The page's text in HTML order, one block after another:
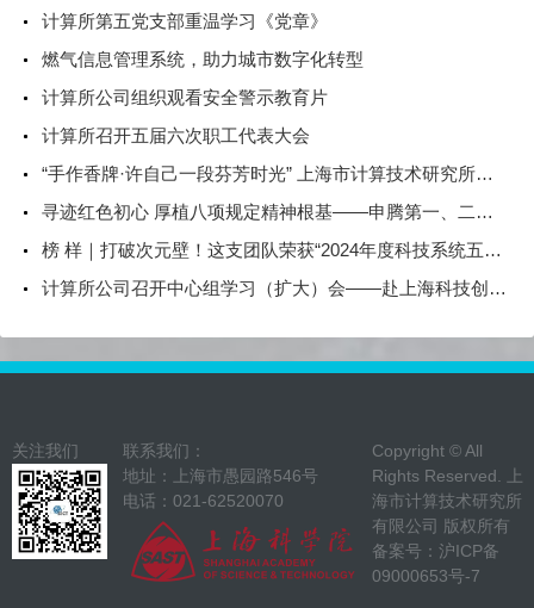
计算所第五党支部重温学习《党章》
燃气信息管理系统，助力城市数字化转型
计算所公司组织观看安全警示教育片
计算所召开五届六次职工代表大会
“手作香牌·许自己一段芬芳时光” 上海市计算技术研究所有限公司开展主题活动庆祝三八妇女节
寻迹红色初心 厚植八项规定精神根基——申腾第一、二支部开展联学共建主题党日活动
榜 样｜打破次元壁！这支团队荣获“2024年度科技系统五四青年典型选树（集体）”称号
计算所公司召开中心组学习（扩大）会——赴上海科技创新成果展参观学习
关注我们
联系我们：
地址：上海市愚园路546号
电话：021-62520070
Copyright © All
Rights Reserved. 上
海市计算技术研究所
有限公司 版权所有
备案号： 沪ICP备
09000653号-7